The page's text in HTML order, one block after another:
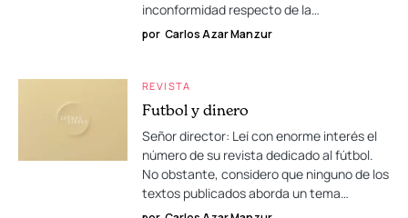
inconformidad respecto de la…
por Carlos Azar Manzur
REVISTA
Futbol y dinero
Señor director: Leí con enorme interés el
número de su revista dedicado al fútbol.
No obstante, considero que ninguno de los
textos publicados aborda un tema…